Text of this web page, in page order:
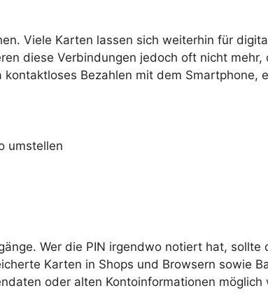
Viele Karten lassen sich weiterhin für
diese Verbindungen jedoch oft nicht
Bezahlen mit dem Smartphone,
umstellen
Wer die PIN irgendwo notiert hat,
Karten in Shops und Browsern sowie
oder alten Kontoinformationen